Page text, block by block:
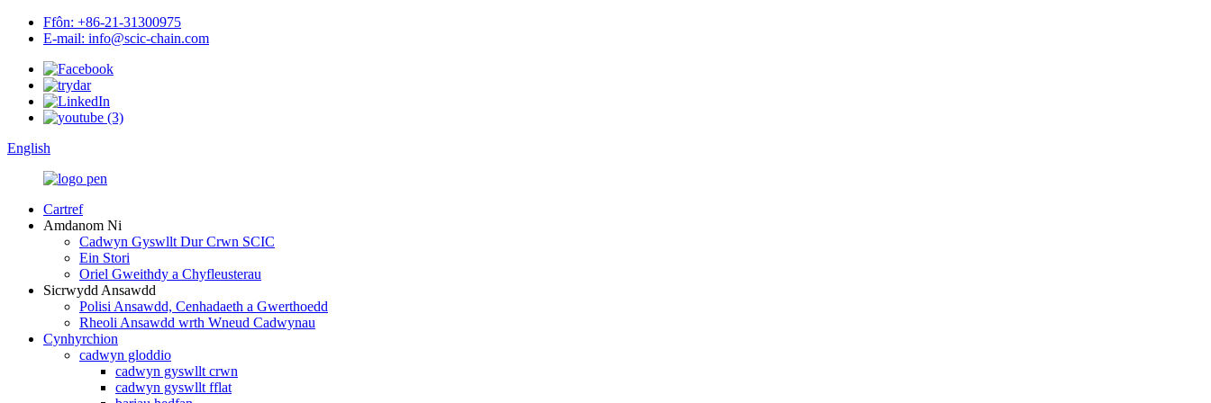
Ffôn: +86-21-31300975
E-mail: info@scic-chain.com
English
Cartref
Amdanom Ni
Cadwyn Gyswllt Dur Crwn SCIC
Ein Stori
Oriel Gweithdy a Chyfleusterau
Sicrwydd Ansawdd
Polisi Ansawdd, Cenhadaeth a Gwerthoedd
Rheoli Ansawdd wrth Wneud Cadwynau
Cynhyrchion
cadwyn gloddio
cadwyn gyswllt crwn
cadwyn gyswllt fflat